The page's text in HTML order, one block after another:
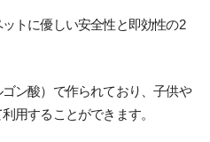
トに優しい安全性と即効性の2
ン酸）で作られており、子供や
用することができます。